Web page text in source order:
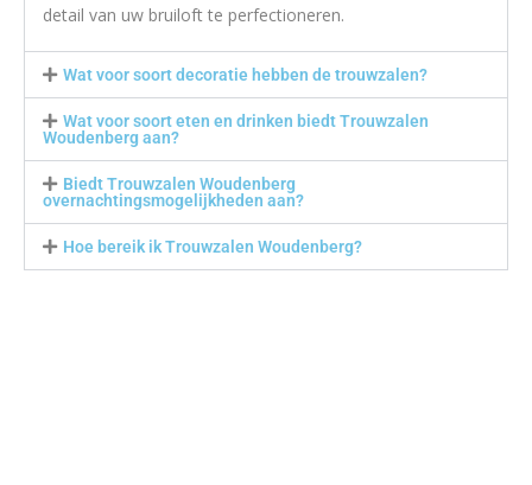
detail van uw bruiloft te perfectioneren.
Wat voor soort decoratie hebben de trouwzalen?
Wat voor soort eten en drinken biedt Trouwzalen
Woudenberg aan?
Biedt Trouwzalen Woudenberg
overnachtingsmogelijkheden aan?
Hoe bereik ik Trouwzalen Woudenberg?